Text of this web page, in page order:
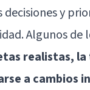
y
Algunos de
realistas,
a cambios